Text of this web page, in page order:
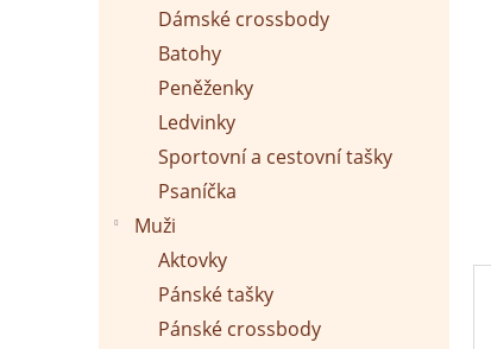
Dámské crossbody
Batohy
Peněženky
Ledvinky
Sportovní a cestovní tašky
Psaníčka
Muži
Aktovky
Pánské tašky
Pánské crossbody